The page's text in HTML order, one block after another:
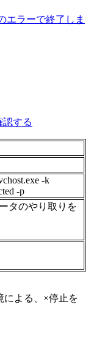
エラーで終了しま
認する
-k
-p
タのやり取りを
よる、×停止を